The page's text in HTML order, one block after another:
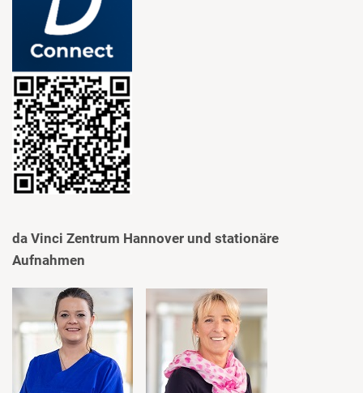
da Vinci Zentrum Hannover und stationäre
Aufnahmen